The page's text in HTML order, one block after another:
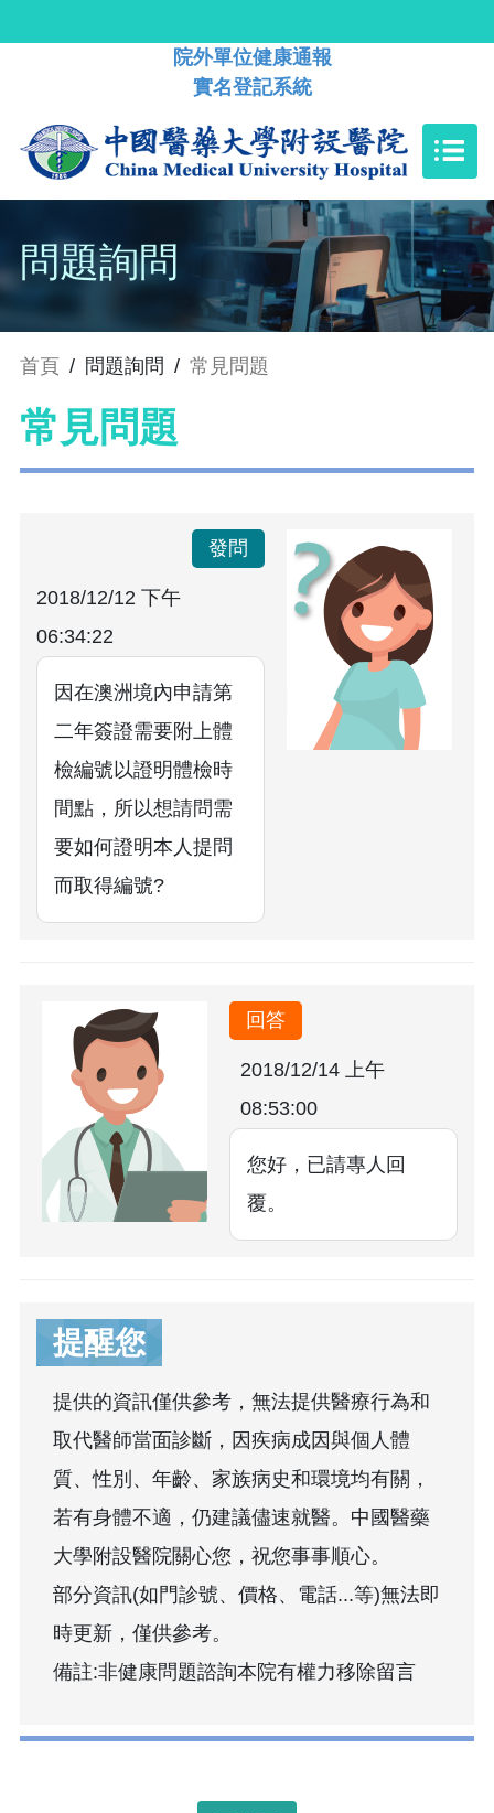
院外單位健康通報
實名登記系統
問題詢問
首頁 / 問題詢問 / 常見問題
常見問題
發問
2018/12/12 下午
06:34:22
因在澳洲境內申請第
二年簽證需要附上體
檢編號以證明體檢時
間點，所以想請問需
要如何證明本人提問
而取得編號?
回答
2018/12/14 上午
08:53:00
您好，已請專人回
覆。
提醒您
提供的資訊僅供參考，無法提供醫療行為和
取代醫師當面診斷，因疾病成因與個人體
質、性別、年齡、家族病史和環境均有關，
若有身體不適，仍建議儘速就醫。中國醫藥
大學附設醫院關心您，祝您事事順心。
部分資訊(如門診號、價格、電話...等)無法即
時更新，僅供參考。
備註:非健康問題諮詢本院有權力移除留言